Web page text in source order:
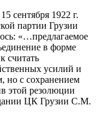
сентября 1922 г.
партии Грузии
«…предлагаемое
в форме
считать
усилий и
но с сохранением
этой резолюции
ЦК Грузии С.М.